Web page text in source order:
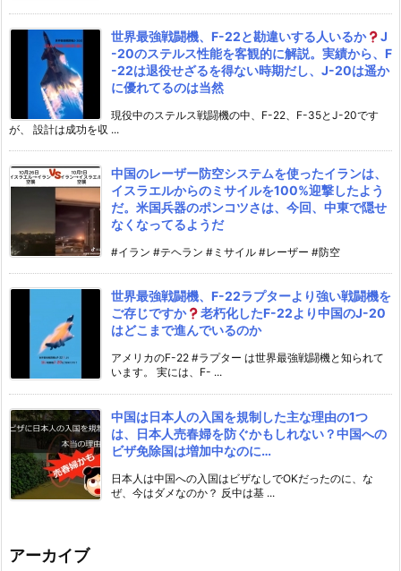
世界最強戦闘機、F-22と勘違いする人いるか
J
-20のステルス性能を客観的に解説。実績から、F
-22は退役せざるを得ない時期だし、J-20は遥か
に優れてるのは当然
現役中のステルス戦闘機の中、F-22、F-35とJ-20です
が、 設計は成功を収 ...
中国のレーザー防空システムを使ったイランは、
イスラエルからのミサイルを100%迎撃したよう
だ。米国兵器のポンコツさは、今回、中東で隠せ
なくなってるようだ
#イラン #テヘラン #ミサイル #レーザー #防空
世界最強戦闘機、F-22ラプターより強い戦闘機を
ご存じですか
老朽化したF-22より中国のJ-20
はどこまで進んでいるのか
アメリカのF-22 #ラプター は世界最強戦闘機と知られて
います。 実には、F- ...
中国は日本人の入国を規制した主な理由の1つ
は、日本人売春婦を防ぐかもしれない？中国への
ビザ免除国は増加中なのに…
日本人は中国への入国はビザなしでOKだったのに、な
ぜ、今はダメなのか？ 反中は基 ...
アーカイブ